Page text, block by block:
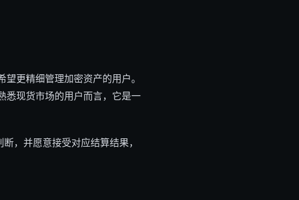
更精细管理加密资产的用户。
悉现货市场的用户而言，它是一
，并愿意接受对应结算结果，